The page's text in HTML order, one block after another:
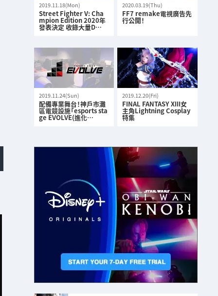
2019.11.18(Mon)
Street Fighter V: Cha
mpion Edition 2020年
發表決定 收錄大量D…
2020.03.19(Thu)
FF7 remake電視廣告先
行公開！
2019.11.24(Sun)
配備專業舞台！神戶市灘
區電競設施「esports sta
ge EVOLVE(進化…
2019.12.20(Fri)
FINAL FANTASY XIII女
主角Lightning Cosplay
特集